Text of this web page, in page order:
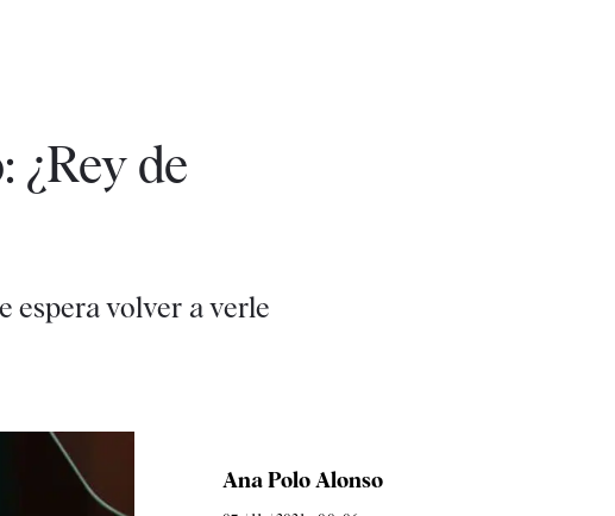
de
espera volver a verle
Ana Polo Alonso